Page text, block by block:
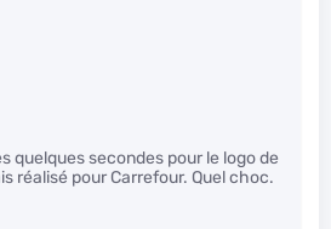
quelques secondes pour le logo de
réalisé pour Carrefour. Quel choc.